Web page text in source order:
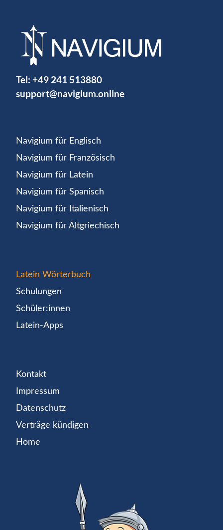
Tel: +49 241 513880
support@navigium.online
Navigium für Englisch
Navigium für Französisch
Navigium für Latein
Navigium für Spanisch
Navigium für Italienisch
Navigium für Altgriechisch
Latein Wörterbuch
Schulungen
Schüler:innen
Latein-Apps
Kontakt
Impressum
Datenschutz
Verträge kündigen
Home